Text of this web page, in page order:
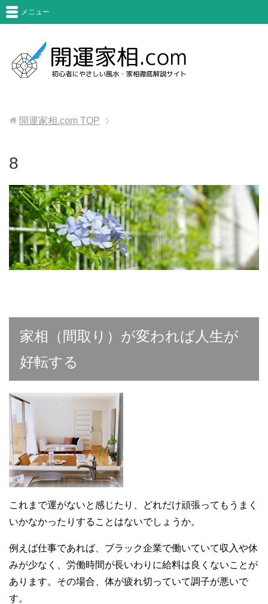
メニュー
開運家相.com TOP
8
家相（間取り）が変われば人生が
好転する
これまで運がないと感じたり、どれだけ頑張ってもうまく
いかなかったりすることはないでしょうか。
例えば仕事であれば、ブラック企業で働いていて収入や休
みが少なく、労働時間が長いわりに給料は良くないことが
あります。その場合、体が疲れ切っていて調子が悪いで
す。